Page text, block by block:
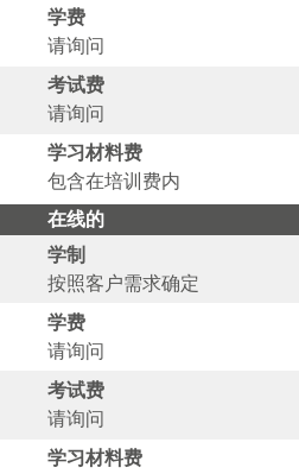
学费
请询问
考试费
请询问
学习材料费
包含在培训费内
在线的
学制
按照客户需求确定
学费
请询问
考试费
请询问
学习材料费